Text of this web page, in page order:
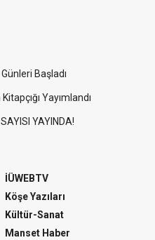
Başladı
Yayımlandı
YAYINDA!
İÜWEBTV
Köşe Yazıları
Kültür-Sanat
Manset Haber